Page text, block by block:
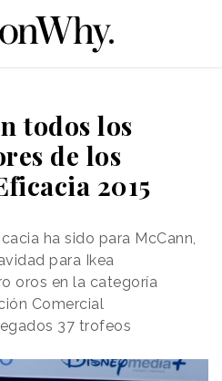
todos los
de los
2015
ha sido para McCann,
para Ikea
oros en la categoría
Comercial
37 trofeos